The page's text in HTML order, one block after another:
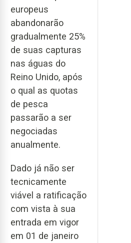
europeus
abandonarão
gradualmente 25%
de suas capturas
nas águas do
Reino Unido, após
o qual as quotas
de pesca
passarão a ser
negociadas
anualmente.
Dado já não ser
tecnicamente
viável a ratificação
com vista à sua
entrada em vigor
em 01 de janeiro